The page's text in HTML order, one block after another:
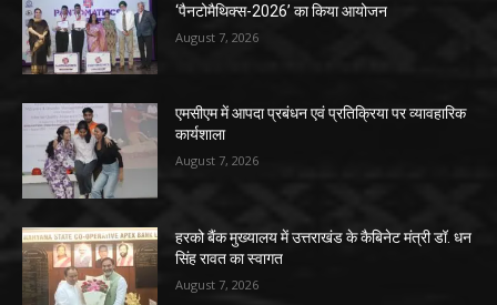
‘पैनटोमैथिक्स-2026’ का किया आयोजन
August 7, 2026
एमसीएम में आपदा प्रबंधन एवं प्रतिक्रिया पर व्यावहारिक
कार्यशाला
August 7, 2026
हरको बैंक मुख्यालय में उत्तराखंड के कैबिनेट मंत्री डॉ. धन
सिंह रावत का स्वागत
August 7, 2026